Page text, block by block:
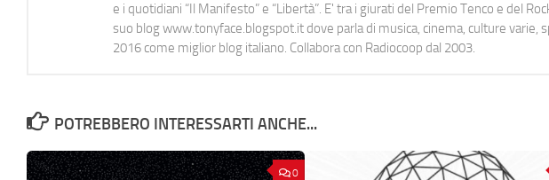
e i quotidiani “Il Manifesto” e “Libertà”. E' tra i giurati del Premio Tenco e del
suo blog www.tonyface.blogspot.it dove parla di musica, cinema, culture varie,
2016 come miglior blog italiano. Collabora con Radiocoop dal 2003.
POTREBBERO INTERESSARTI ANCHE...
0